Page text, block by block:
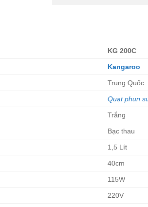
KG 200C
Kangaroo
Trung Quốc
Quạt phun
Trắng
Bạc thau
1,5 Lít
40cm
115W
220V